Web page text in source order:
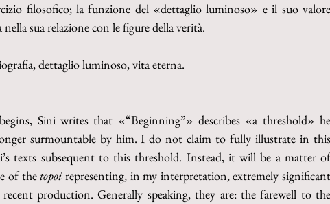
filosofico; la funzione del «dettaglio luminoso» e il suo valore
sua relazione con le figure della verità.
dettaglio luminoso, vita eterna.
begins, Sini writes that «“Beginning”» describes «a threshold» he
surmountable by him. I do not claim to fully illustrate in this
texts subsequent to this threshold. Instead, it will be a matter of
of the topoi representing, in my interpretation, extremely significant
production. Generally speaking, they are: the farewell to the